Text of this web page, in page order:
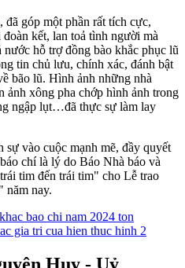
góp một phần rất tích cực,
kết, lan toả tình người mà
hỗ trợ đồng bào khắc phục lũ
tin chủ lưu, chính xác, đánh bật
bão lũ. Hình ảnh những nhà
ảnh xông pha chớp hình ảnh trong
ngập lụt…đã thực sự làm lay
vào cuộc mạnh mẽ, đầy quyết
chí là lý do Báo Nhà báo và
tim đến trái tim" cho Lễ trao
năm nay.